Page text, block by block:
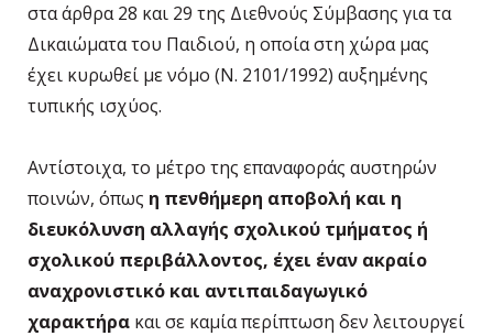
στα άρθρα 28 και 29 της Διεθνούς Σύμβασης για τα
Δικαιώματα του Παιδιού, η οποία στη χώρα μας
έχει κυρωθεί με νόμο (Ν. 2101/1992) αυξημένης
τυπικής ισχύος.
Αντίστοιχα, το μέτρο της επαναφοράς αυστηρών
ποινών, όπως η πενθήμερη αποβολή και η
διευκόλυνση αλλαγής σχολικού τμήματος ή
σχολικού περιβάλλοντος, έχει έναν ακραίο
αναχρονιστικό και αντιπαιδαγωγικό
χαρακτήρα και σε καμία περίπτωση δεν λειτουργεί